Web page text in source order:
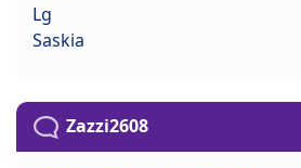
Lg
Saskia
Zazzi2608